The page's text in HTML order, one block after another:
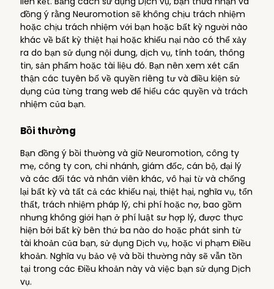
đồng ý rằng Neuromotion sẽ không chịu trách nhiệm
hoặc chịu trách nhiệm với bạn hoặc bất kỳ người nào
khác về bất kỳ thiệt hại hoặc khiếu nại nào có thể xảy
ra do bạn sử dụng nội dung, dịch vụ, tính toán, thông
tin, sản phẩm hoặc tài liệu đó. Bạn nên xem xét cẩn
thận các tuyên bố về quyền riêng tư và điều kiện sử
dụng của từng trang web để hiểu các quyền và trách
nhiệm của bạn.
Bồi thường
Bạn đồng ý bồi thường và giữ Neuromotion, công ty
mẹ, công ty con, chi nhánh, giám đốc, cán bộ, đại lý
và các đối tác và nhân viên khác, vô hại từ và chống
lại bất kỳ và tất cả các khiếu nại, thiệt hại, nghĩa vụ, tổn
thất, trách nhiệm pháp lý, chi phí hoặc nợ, bao gồm
nhưng không giới hạn ở phí luật sư hợp lý, được thực
hiện bởi bất kỳ bên thứ ba nào do hoặc phát sinh từ
tài khoản của bạn, sử dụng Dịch vụ, hoặc vi phạm Điều
khoản. Nghĩa vụ bảo vệ và bồi thường này sẽ vẫn tồn
tại trong các Điều khoản này và việc bạn sử dụng Dịch
vụ.